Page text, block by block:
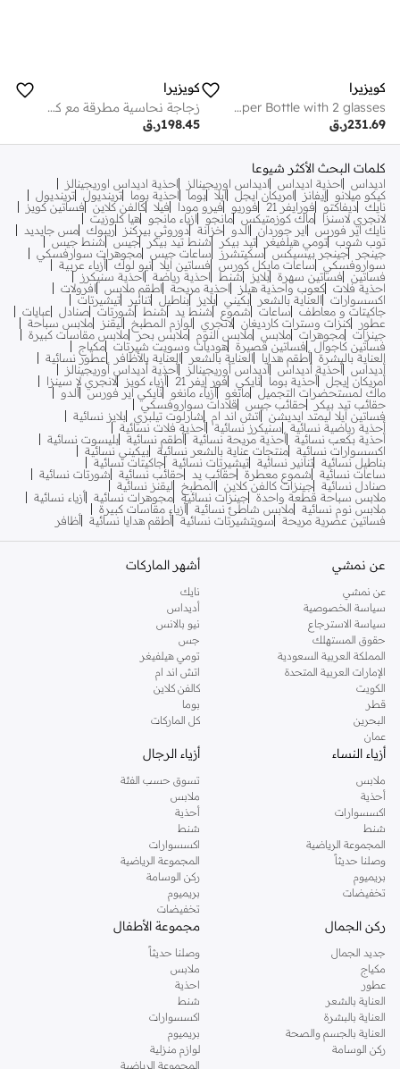
كويزيرا
Built in Glass Copper Bottle with 2 glasses
ر.ق231.69
كويزيرا
زجاجة نحاسية مطرقة مع كوبين
ر.ق198.45
كلمات البحث الأكثر شيوعا
اديداس احذية اديداس اديداس اوريجينالز
احذية اديداس اوريجينالز
كيكو ميلانو
إيفانز امريكان ايجل ايلا بوما احذية بوما ترينديول ترينديول
نايك ديفاكتو فورايفر 21 فوريو فيرو مودا فيلا كالفن كلاين فساتين كويز
لانجري لاسنزا
ماك كوزمتيكس مانجو ازياء مانجو
هيا كلوزيت
نايك اير فورس
اير جوردان الدو خزانة دوروثي بيركنز ريبوك مس جايديد
توب شوب تومي هيلفيغر تيد بيكر شنط تيد بيكر جيس
شنط جيس
جينجر
جينجر بيسيكس سكيتشرز ساعات جيس مجوهرات سوارفسكي
سواروفسكي
ساعات مايكل كورس فساتين ايلا نيو لوك أزياء عربية
فساتين
فساتين سهرة بلايز شنط احذية رياضة
احذية سنيكرز
احذية فلات كعوب واحذية هيلز احذية مريحة اطقم ملابس
افرولات
اكسسوارات
العناية بالشعر بكيني بلايز بناطيل تنانير
تيشيرتات
جاكيتات و معاطف
ساعات شموع شنط يد شنط شورتات صنادل
عبايات
عطور
كنزات وسترات كارديغان لانجري لوازم المطبخ ليقنز
ملابس سباحة
جينزات مجوهرات ملابس ملابس النوم ملابس بحر ملابس مقاسات كبيرة
فساتين كاجوال
فساتين قصيرة هوديات وسويت شيرتات مكياج
العناية بالبشرة أطقم هدايا العناية بالشعر العناية بالأظافر
عطور نسائية
أديداس أحذية أديداس أديداس أوريجينالز
أحذية أديداس أوريجينالز
أمريكان إيجل أحذية بوما نايكي فور إيفر 21 أزياء كويز
لانجري لا سينزا
ماك لمستحضرات التجميل مانغو أزياء مانغو نايكي اير فورس ألدو
حقائب تيد بيكر
حقائب جيس
قلادات سواروفسكي
فساتين ايلا ليمتد ايديشن
اتش اند ام شارلوت تيلبري بلايز نسائية
أحذية رياضية نسائية
سنيكرز نسائية أحذية فلات نسائية
أحذية بكعب نسائية أحذية مريحة نسائية أطقم نسائية بليسوت نسائية
اكسسوارات نسائية منتجات عناية بالشعر نسائية بيكيني نسائية
بناطيل نسائية تنانير نسائية تيشيرتات نسائية جاكيتات نسائية
ساعات نسائية
شموع معطرة حقائب يد حقائب نسائية
شورتات نسائية
صنادل نسائية جينزات كالفن كلاين المطبخ
ليقنز نسائية
ملابس سباحة قطعة واحدة جينزات نسائية مجوهرات نسائية أزياء نسائية
ملابس نوم نسائية ملابس شاطئ نسائية أزياء مقاسات كبيرة
فساتين عصرية مريحة
سويتشيرتات نسائية أطقم هدايا نسائية أظافر
عن نمشي
عن نمشي
سياسة الخصوصية
سياسة الاسترجاع
حقوق المستهلك
المملكة العربية السعودية
الإمارات العربية المتحدة
الكويت
قطر
البحرين
عمان
أشهر الماركات
نايك
أديداس
نيو بالانس
جس
تومي هيلفيغر
اتش اند ام
كالفن كلاين
بوما
كل الماركات
أزياء النساء
ملابس
أحذية
اكسسوارات
شنط
المجموعة الرياضية
وصلنا حديثاً
بريميوم
تخفيضات
أزياء الرجال
تسوق حسب الفئة
ملابس
أحذية
شنط
اكسسوارات
المجموعة الرياضية
ركن الوسامة
بريميوم
تخفيضات
ركن الجمال
جديد الجمال
مكياج
عطور
العناية بالشعر
العناية بالبشرة
العناية بالجسم والصحة
ركن الوسامة
مجموعة الأطفال
وصلنا حديثاً
ملابس
احذية
شنط
اكسسوارات
بريميوم
لوازم منزلية
المجموعة الرياضية